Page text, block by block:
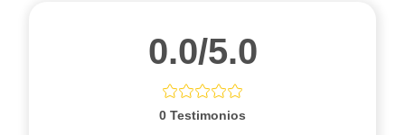
0.0/5.0
0 Testimonios